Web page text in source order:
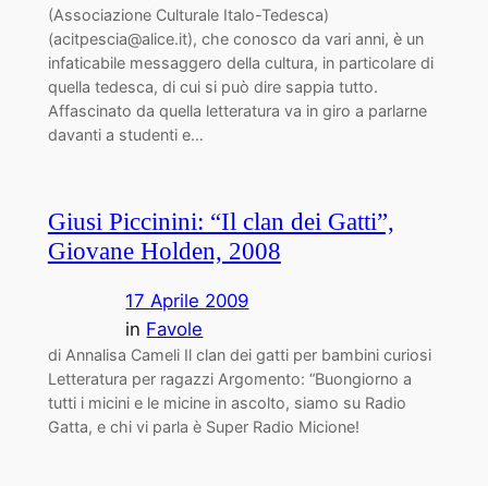
(Associazione Culturale Italo-Tedesca)
(acitpescia@alice.it), che conosco da vari anni, è un
infaticabile messaggero della cultura, in particolare di
quella tedesca, di cui si può dire sappia tutto.
Affascinato da quella letteratura va in giro a parlarne
davanti a studenti e…
Giusi Piccinini: “Il clan dei Gatti”,
Giovane Holden, 2008
17 Aprile 2009
in Favole
di Annalisa Cameli Il clan dei gatti per bambini curiosi
Letteratura per ragazzi Argomento: “Buongiorno a
tutti i micini e le micine in ascolto, siamo su Radio
Gatta, e chi vi parla è Super Radio Micione!